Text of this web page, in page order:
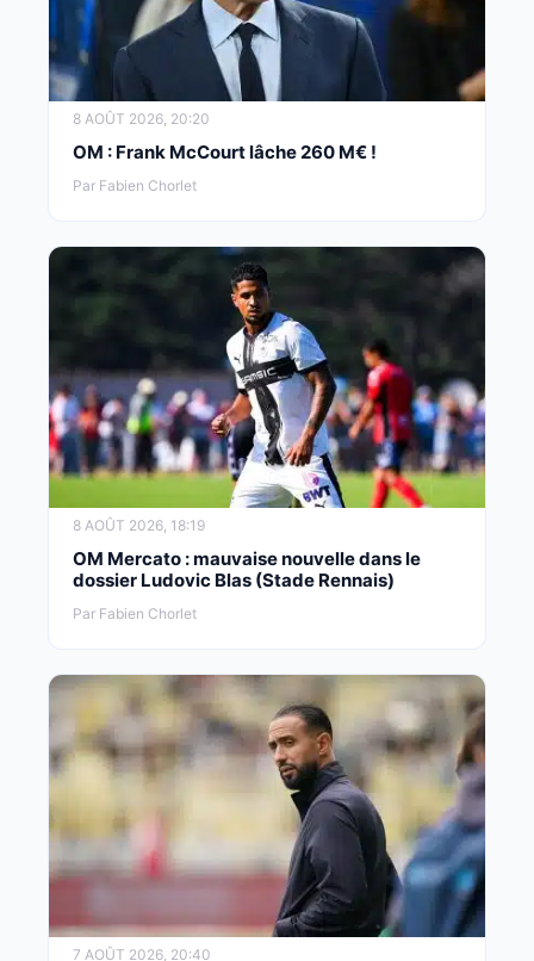
8 AOÛT 2026, 20:20
OM : Frank McCourt lâche 260 M€ !
Par Fabien Chorlet
8 AOÛT 2026, 18:19
OM Mercato : mauvaise nouvelle dans le
dossier Ludovic Blas (Stade Rennais)
Par Fabien Chorlet
7 AOÛT 2026, 20:40